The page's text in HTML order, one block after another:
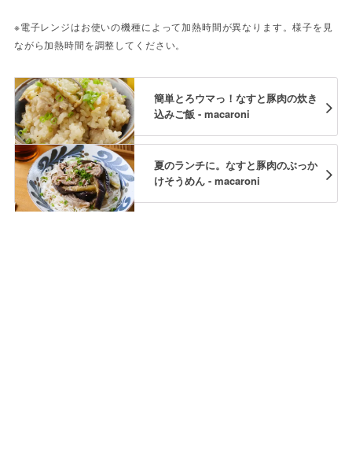
※電子レンジはお使いの機種によって加熱時間が異なります。様子を見
ながら加熱時間を調整してください。
簡単とろウマっ！なすと豚肉の炊き
込みご飯 - macaroni
夏のランチに。なすと豚肉のぶっか
けそうめん - macaroni